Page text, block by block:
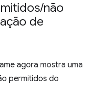
/não
de
agora mostra uma
permitidos do